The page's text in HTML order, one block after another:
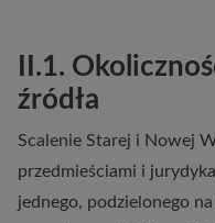
II.1.
źródła
Scalenie Starej i Nowej
przedmieściami i
jednego, podzielonego